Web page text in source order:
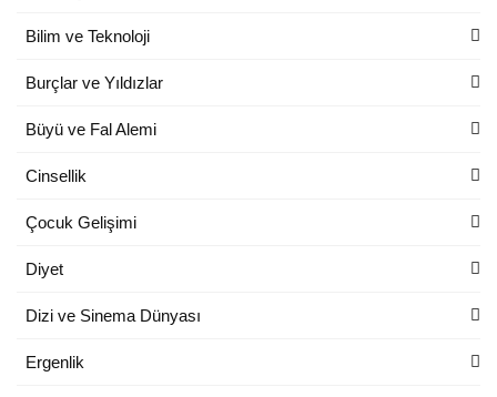
Bilim ve Teknoloji
Burçlar ve Yıldızlar
Büyü ve Fal Alemi
Cinsellik
Çocuk Gelişimi
Diyet
Dizi ve Sinema Dünyası
Ergenlik